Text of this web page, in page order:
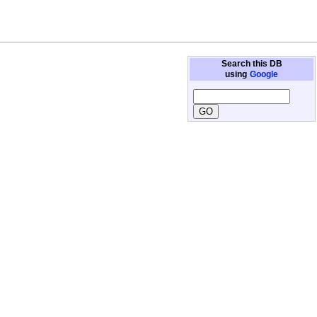
Search this DB
using Google